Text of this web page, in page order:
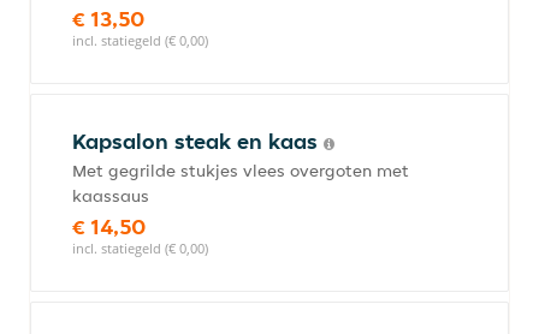
€ 13,50
incl. statiegeld (€ 0,00)
Kapsalon steak en kaas
Met gegrilde stukjes vlees overgoten met
kaassaus
€ 14,50
incl. statiegeld (€ 0,00)